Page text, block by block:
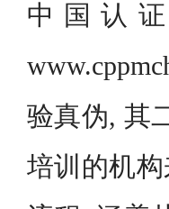
中国认
验真伪, 其
培训的机